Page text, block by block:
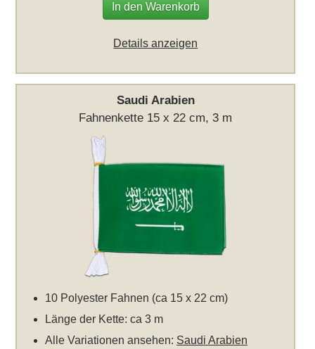
In den Warenkorb
Details anzeigen
Saudi Arabien
Fahnenkette 15 x 22 cm, 3 m
10 Polyester Fahnen (ca 15 x 22 cm)
Länge der Kette: ca 3 m
Alle Variationen ansehen: Saudi Arabien